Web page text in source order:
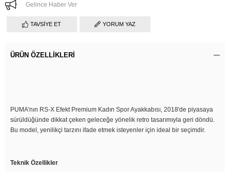
Gelince Haber Ver
TAVSIYE ET YORUM YAZ
ÜRÜN ÖZELLIKLERI
PUMA'nın RS-X Efekt Premium Kadın Spor Ayakkabısı, 2018'de piyasaya
sürüldüğünde dikkat çeken geleceğe yönelik retro tasarımıyla geri döndü.
Bu model, yenilikçi tarzını ifade etmek isteyenler için ideal bir seçimdir.
Teknik Özellikler